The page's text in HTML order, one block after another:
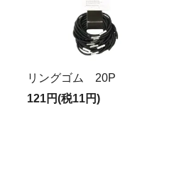
リングゴム 20P
121円(税11円)